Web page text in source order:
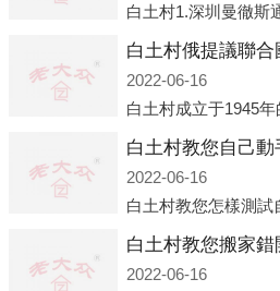
2022-06-16
白土村教您自己
2022-06-16
2022-06-16